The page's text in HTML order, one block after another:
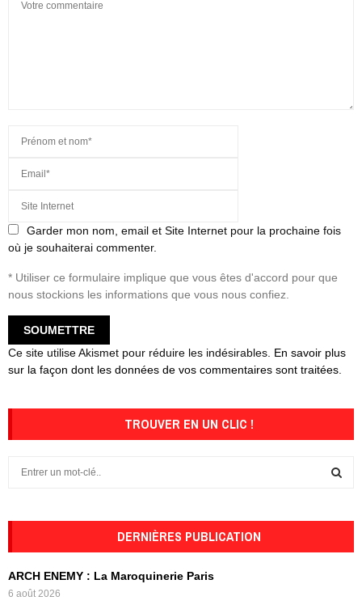
Garder mon nom, email et Site Internet pour la prochaine fois
où je souhaiterai commenter.
* Utiliser ce formulaire implique que vous êtes d'accord pour que
nous stockions les informations que vous nous confiez.
Ce site utilise Akismet pour réduire les indésirables. En savoir plus
sur la façon dont les données de vos commentaires sont traitées
TROUVER EN UN CLIC !
o
r
DERNIÈRES PUBLICATION
ARCH ENEMY : La Maroquinerie Paris
6 août 2026